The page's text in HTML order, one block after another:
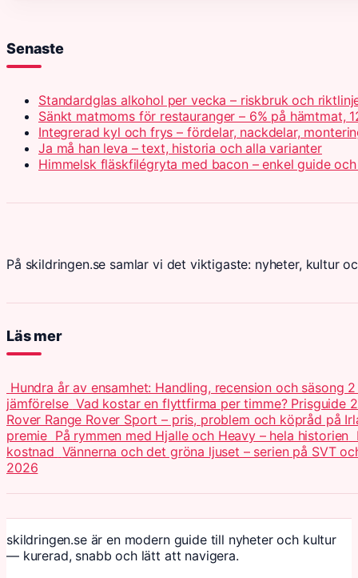
Senaste
Standardglas alkohol per vecka – riskbruk och
Sänkt matmoms för restauranger – 6% på hämtmat,
Integrerad kyl och frys – fördelar, nackdelar,
Ja må han leva – text, historia och alla varianter
Himmelsk fläskfilégryta med bacon – enkel guide
På skildringen.se samlar vi det viktigaste: nyheter, kultur
Läs mer
Hundra år av ensamhet: Handling, recension och säsong
jämförelse Vad kostar en flyttfirma per timme? Prisguide
Rover Range Rover Sport – pris, problem och köpråd på
premie På rymmen med Hjalle och Heavy – hela historien
kostnad Vännerna och det gröna ljuset – serien på SVT
2026
skildringen.se är en modern guide till nyheter och kultur
— kurerad, snabb och lätt att navigera.